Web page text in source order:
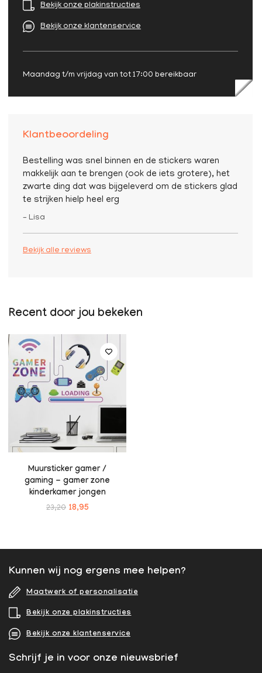
Bekijk onze plakinstructies
Bekijk onze klantenservice
Maandag t/m vrijdag van tot 17:00 bereikbaar
Klantbeoordeling
Bestelling was snel binnen en de stickers waren
makkelijk aan te brengen (ook de iets grotere), het
zwarte ding dat was bijgeleverd om de stickers glad
te strijken hielp heel erg
– Lisa
Bekijk alle reviews
Recent door jou bekeken
Muursticker gamer /
gaming - gamer zone
kinderkamer jongen
23,20 18,95
Kunnen wij nog ergens mee helpen?
Maatwerk of personalisatie
Bekijk onze plakinstructies
Bekijk onze klantenservice
Schrijf je in voor onze nieuwsbrief